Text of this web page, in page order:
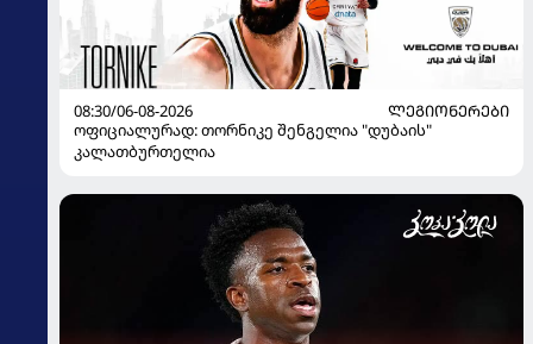
08:30/06-08-2026
ᲚᲔᲒᲘᲝᲜᲔᲠᲔᲑᲘ
ოფიციალურად: თორნიკე შენგელია "დუბაის"
კალათბურთელია